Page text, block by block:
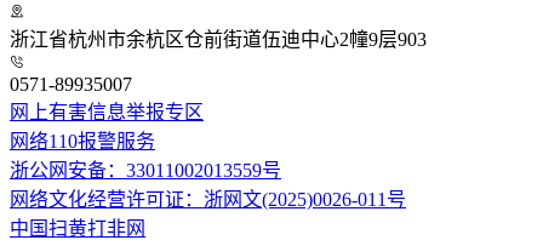
浙江省杭州市余杭区仓前街道伍迪中心2幢9层903
0571-89935007
网上有害信息举报专区
网络110报警服务
浙公网安备：33011002013559号
网络文化经营许可证：浙网文(2025)0026-011号
中国扫黄打非网